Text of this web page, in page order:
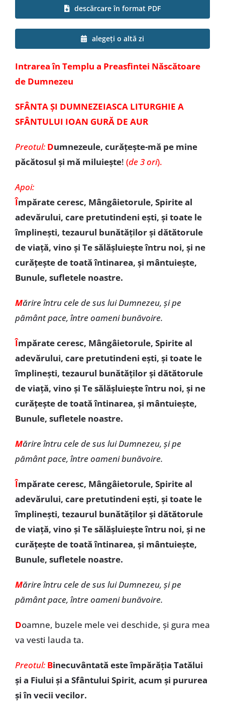
descărcare în format PDF
alegeți o altă zi
Intrarea în Templu a Preasfintei Născătoare
de Dumnezeu
SFÂNTA ȘI DUMNEZEIASCA LITURGHIE A
SFÂNTULUI IOAN GURĂ DE AUR
Preotul: Dumnezeule, curățește-mă pe mine
păcătosul și mă miluiește! (de 3 ori).
Apoi:
Împărate ceresc, Mângâietorule, Spirite al
adevărului, care pretutindeni ești, și toate le
împlinești, tezaurul bunătăților și dătătorule
de viață, vino și Te sălășluiește întru noi, și ne
curățește de toată întinarea, și mântuiește,
Bunule, sufletele noastre.
Mărire întru cele de sus lui Dumnezeu, și pe
pământ pace, între oameni bunăvoire.
Împărate ceresc, Mângâietorule, Spirite al
adevărului, care pretutindeni ești, și toate le
împlinești, tezaurul bunătăților și dătătorule
de viață, vino și Te sălășluiește întru noi, și ne
curățește de toată întinarea, și mântuiește,
Bunule, sufletele noastre.
Mărire întru cele de sus lui Dumnezeu, și pe
pământ pace, între oameni bunăvoire.
Împărate ceresc, Mângâietorule, Spirite al
adevărului, care pretutindeni ești, și toate le
împlinești, tezaurul bunătăților și dătătorule
de viață, vino și Te sălășluiește întru noi, și ne
curățește de toată întinarea, și mântuiește,
Bunule, sufletele noastre.
Mărire întru cele de sus lui Dumnezeu, și pe
pământ pace, între oameni bunăvoire.
Doamne, buzele mele vei deschide, și gura mea
va vesti lauda ta.
Preotul: Binecuvântată este împărăția Tatălui
și a Fiului și a Sfântului Spirit, acum și pururea
și în vecii vecilor.